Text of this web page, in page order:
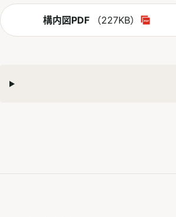
構内図PDF PDF
（227KB）
別ウィンドウで開く